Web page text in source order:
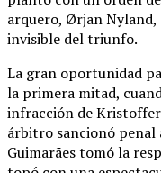
arquero, Ørjan
invisible del triunfo.
La gran oportunidad
la primera mitad,
infracción de
árbitro sancionó penal
Guimarães tomó la